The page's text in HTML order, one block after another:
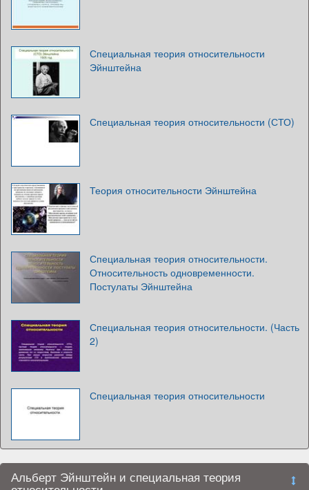
Специальная теория относительности
Эйнштейна
Специальная теория относительности (СТО)
Теория относительности Эйнштейна
Специальная теория относительности.
Относительность одновременности.
Постулаты Эйнштейна
Специальная теория относительности. (Часть
2)
Специальная теория относительности
Альберт Эйнштейн и специальная теория